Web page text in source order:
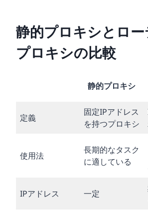
静的プロキシとロ
プロキシの比較
静的プロキシ
定義
固定IPアドレス
を持つプロキシ
使用法
長期的なタスク
に適している
IPアドレス 一定